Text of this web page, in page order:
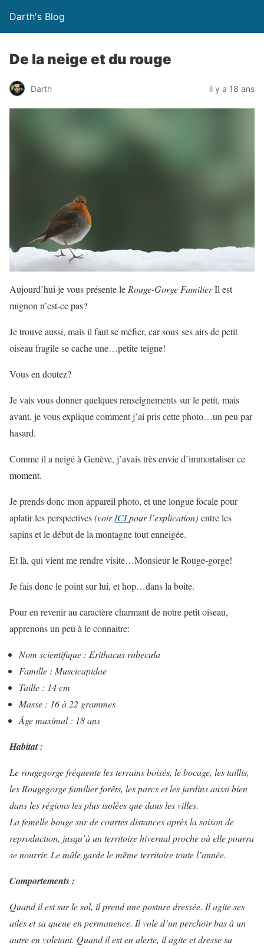
Darth's Blog
De la neige et du rouge
Darth il y a 18 ans
Aujourd’hui je vous présente leRouge-Gorge FamilierIl est
mignon n’est-ce pas?
Je trouve aussi, mais il faut se méfier, car sous ses airs de petit
oiseau fragile se cache une…petite teigne!
Vous en doutez?
Je vais vous donner quelques renseignements sur le petit, mais
avant, je vous explique comment j’ai pris cette photo…un peu par
hasard.
Comme il a neigé à Genève, j’avais très envie d’immortaliser ce
moment.
Je prends donc mon appareil photo, et une longue focale pour
aplatir les perspectives(voirICIpour l’explication) entre les
sapins et le début de la montagne tout enneigée.
Et là, qui vient me rendre visite…Monsieur le Rouge-gorge!
Je fais donc le point sur lui, et hop…dans la boite.
Pour en revenir au caractère charmant de notre petit oiseau,
apprenons un peu à le connaitre:
Nom scientifique : Erithacus rubecula
Famille : Muscicapidae
Taille : 14 cm
Masse : 16 à 22 grammes
Âge maximal: 18 ans
Habitat :
Le rougegorge fréquente les terrains boisés, le bocage, les taillis,
les Rougegorge familier forêts, les parcs et les jardins aussi bien
dans les régions les plus isolées que dans les villes.
La femelle bouge sur de courtes distances après la saison de
reproduction, jusqu’à un territoire hivernal proche où elle pourra
se nourrir. Le mâle garde le même territoire toute l’année.
Comportements :
Quand il est sur le sol, il prend une posture dressée. Il agite ses
ailes et sa queue en permanence. Il vole d’un perchoir bas à un
autre en voletant. Quand il est en alerte, il agite et dresse sa